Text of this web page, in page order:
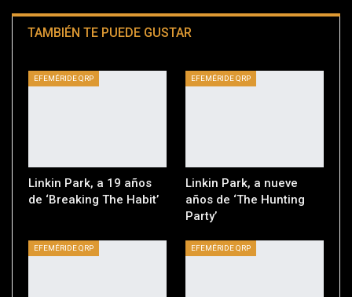
TAMBIÉN TE PUEDE GUSTAR
EFEMÉRIDE QRP
Linkin Park, a 19 años
de ‘Breaking The Habit’
EFEMÉRIDE QRP
Linkin Park, a nueve
años de ‘The Hunting
Party’
EFEMÉRIDE QRP EFEMÉRIDE QRP